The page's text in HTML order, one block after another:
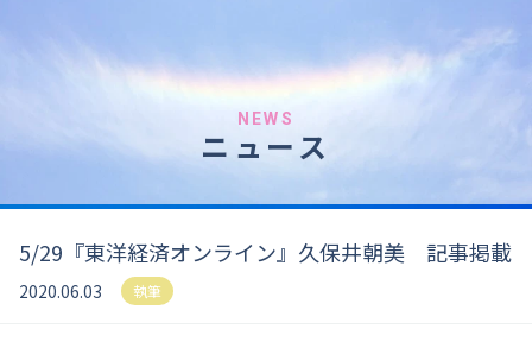
NEWS
ニュース
5/29『東洋経済オンライン』久保井朝美 記事掲載
2020.06.03 執筆